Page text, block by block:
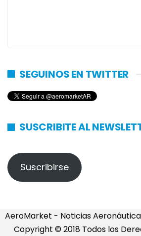
SEGUINOS EN TWITTER
SUSCRIBITE AL
Suscribirse
AeroMarket - Noticias
Copyright © 2018 Todos los